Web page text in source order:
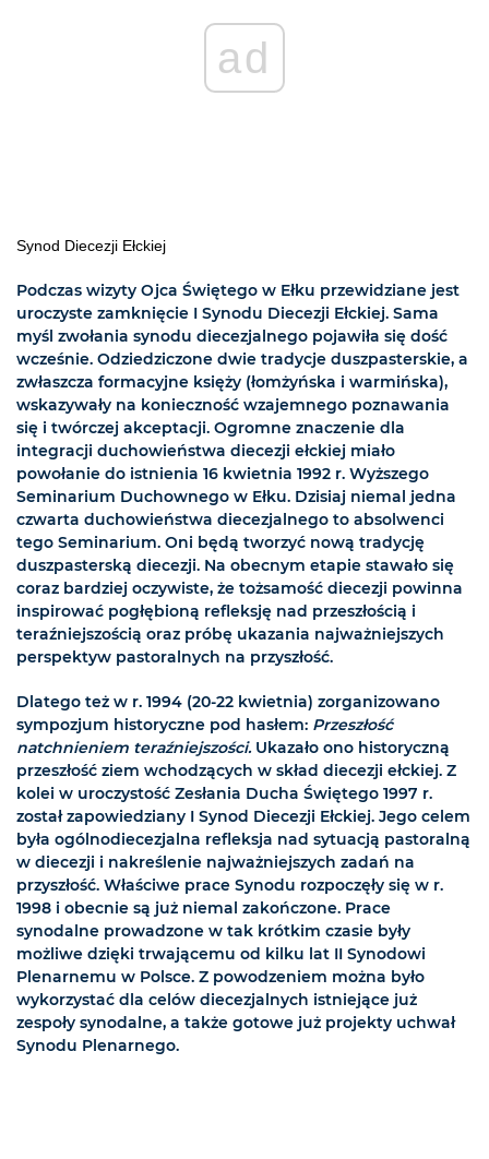
ad
Synod Diecezji Ełckiej
Podczas wizyty Ojca Świętego w Ełku przewidziane jest
uroczyste zamknięcie I Synodu Diecezji Ełckiej. Sama
myśl zwołania synodu diecezjalnego pojawiła się dość
wcześnie. Odziedziczone dwie tradycje duszpasterskie, a
zwłaszcza formacyjne księży (łomżyńska i warmińska),
wskazywały na konieczność wzajemnego poznawania
się i twórczej akceptacji. Ogromne znaczenie dla
integracji duchowieństwa diecezji ełckiej miało
powołanie do istnienia 16 kwietnia 1992 r. Wyższego
Seminarium Duchownego w Ełku. Dzisiaj niemal jedna
czwarta duchowieństwa diecezjalnego to absolwenci
tego Seminarium. Oni będą tworzyć nową tradycję
duszpasterską diecezji. Na obecnym etapie stawało się
coraz bardziej oczywiste, że tożsamość diecezji powinna
inspirować pogłębioną refleksję nad przeszłością i
teraźniejszością oraz próbę ukazania najważniejszych
perspektyw pastoralnych na przyszłość.
Dlatego też w r. 1994 (20-22 kwietnia) zorganizowano
sympozjum historyczne pod hasłem: Przeszłość
natchnieniem teraźniejszości.Ukazało ono historyczną
przeszłość ziem wchodzących w skład diecezji ełckiej. Z
kolei w uroczystość Zesłania Ducha Świętego 1997 r.
został zapowiedziany I Synod Diecezji Ełckiej. Jego celem
była ogólnodiecezjalna refleksja nad sytuacją pastoralną
w diecezji i nakreślenie najważniejszych zadań na
przyszłość. Właściwe prace Synodu rozpoczęły się w r.
1998 i obecnie są już niemal zakończone. Prace
synodalne prowadzone w tak krótkim czasie były
możliwe dzięki trwającemu od kilku lat II Synodowi
Plenarnemu w Polsce. Z powodzeniem można było
wykorzystać dla celów diecezjalnych istniejące już
zespoły synodalne, a także gotowe już projekty uchwał
Synodu Plenarnego.